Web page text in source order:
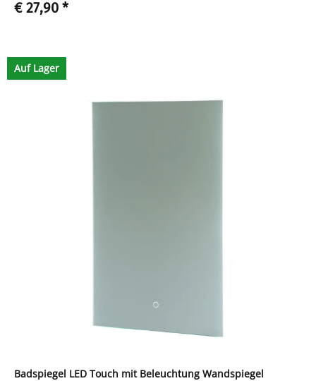
€ 27,90 *
Auf Lager
Badspiegel LED Touch mit Beleuchtung Wandspiegel